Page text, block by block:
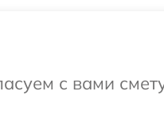
с вами